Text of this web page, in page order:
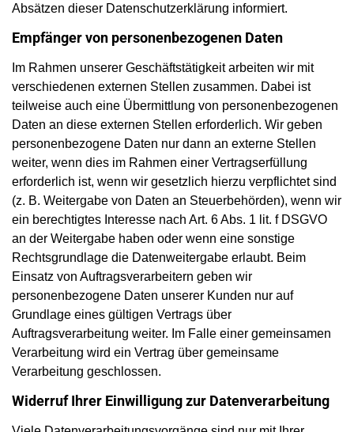
Absätzen dieser Datenschutzerklärung informiert.
Empfänger von personenbezogenen Daten
Im Rahmen unserer Geschäftstätigkeit arbeiten wir mit
verschiedenen externen Stellen zusammen. Dabei ist
teilweise auch eine Übermittlung von personenbezogenen
Daten an diese externen Stellen erforderlich. Wir geben
personenbezogene Daten nur dann an externe Stellen
weiter, wenn dies im Rahmen einer Vertragserfüllung
erforderlich ist, wenn wir gesetzlich hierzu verpflichtet sind
(z. B. Weitergabe von Daten an Steuerbehörden), wenn wir
ein berechtigtes Interesse nach Art. 6 Abs. 1 lit. f DSGVO
an der Weitergabe haben oder wenn eine sonstige
Rechtsgrundlage die Datenweitergabe erlaubt. Beim
Einsatz von Auftragsverarbeitern geben wir
personenbezogene Daten unserer Kunden nur auf
Grundlage eines gültigen Vertrags über
Auftragsverarbeitung weiter. Im Falle einer gemeinsamen
Verarbeitung wird ein Vertrag über gemeinsame
Verarbeitung geschlossen.
Widerruf Ihrer Einwilligung zur Datenverarbeitung